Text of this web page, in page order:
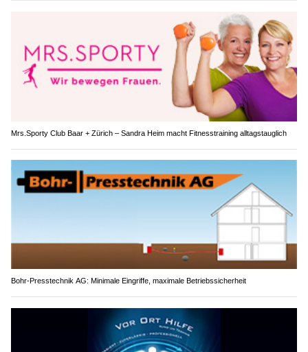
Mrs.Sporty Club Baar + Zürich – Sandra Heim macht Fitnesstraining alltagstauglich
Bohr-Presstechnik AG: Minimale Eingriffe, maximale Betriebssicherheit